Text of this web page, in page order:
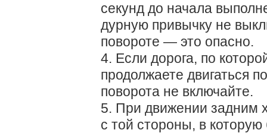
секунд до начала
дурную привычку не
повороте — это опасно.
4. Если дорога, по
продолжаете двигаться
поворота не включайте.
5. При движении задним
с той стороны, в которую